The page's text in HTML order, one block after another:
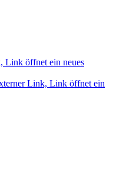
Link öffnet ein neues
Link, Link öffnet ein